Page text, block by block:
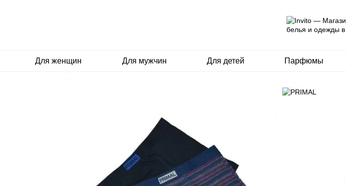
Для женщин Для мужчин Для детей Парфюмы